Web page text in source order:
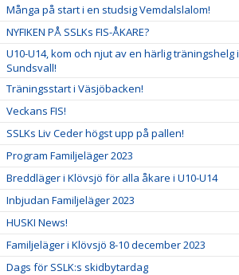
Många på start i en studsig Vemdalslalom!
NYFIKEN PÅ SSLKs FIS-ÅKARE?
U10-U14, kom och njut av en härlig träningshelg i
Sundsvall!
Träningsstart i Väsjöbacken!
Veckans FIS!
SSLKs Liv Ceder högst upp på pallen!
Program Familjeläger 2023
Breddläger i Klövsjö för alla åkare i U10-U14
Inbjudan Familjeläger 2023
HUSKI News!
Familjeläger i Klövsjö 8-10 december 2023
Dags för SSLK:s skidbytardag